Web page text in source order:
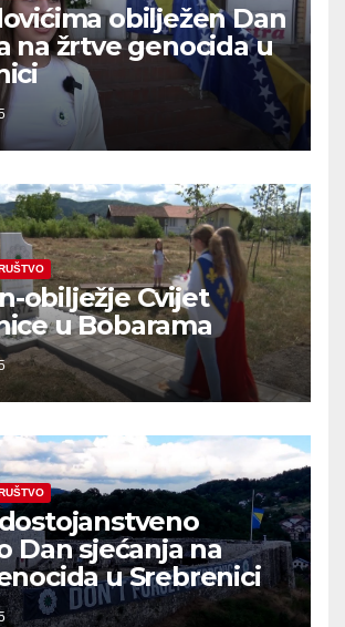
obilježen Dan
na žrtve genocida u
obilježje Cvijet
u Bobarama
Dan sjećanja na
u Srebrenici